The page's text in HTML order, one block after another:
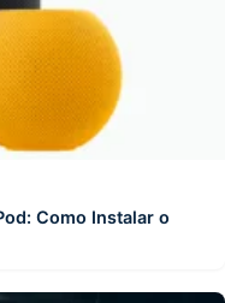
Como Instalar o